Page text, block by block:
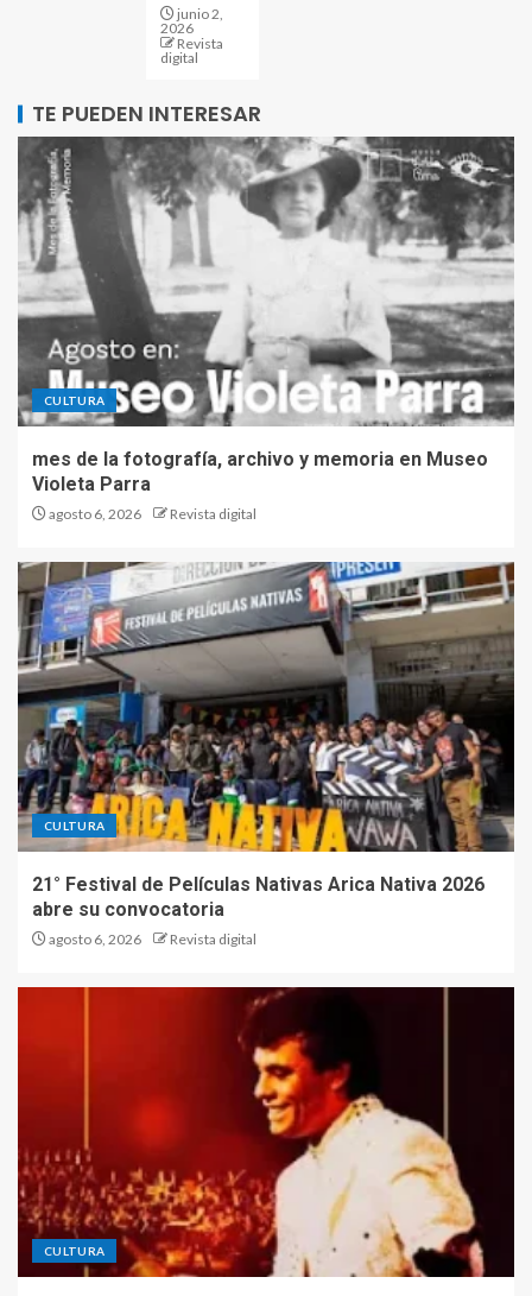
junio 2,
2026
Revista
digital
TE PUEDEN INTERESAR
CULTURA
mes de la fotografía, archivo y memoria en Museo
Violeta Parra
agosto 6, 2026 Revista digital
CULTURA
21° Festival de Películas Nativas Arica Nativa 2026
abre su convocatoria
agosto 6, 2026 Revista digital
CULTURA